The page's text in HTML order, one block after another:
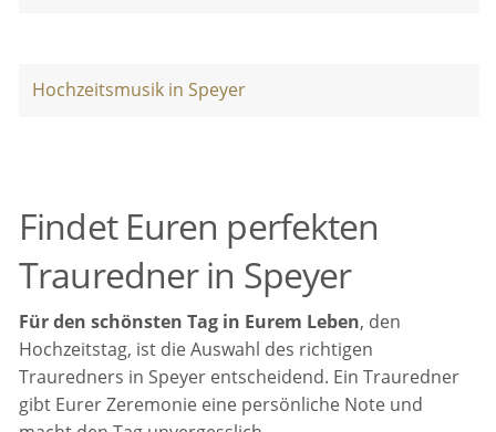
Hochzeitsmusik in Speyer
Findet Euren perfekten
Trauredner in Speyer
Für den schönsten Tag in Eurem Leben, den
Hochzeitstag, ist die Auswahl des richtigen
Trauredners in Speyer entscheidend. Ein Trauredner
gibt Eurer Zeremonie eine persönliche Note und